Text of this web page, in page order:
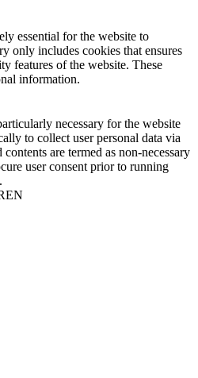
essential for the website to
only includes cookies that ensures
features of the website. These
information.
necessary for the website
to collect user personal data via
are termed as non-necessary
user consent prior to running